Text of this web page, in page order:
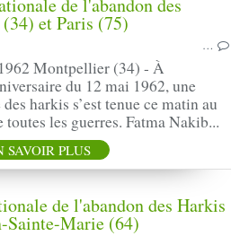
…
Montpellier (34) - À
du 12 mai 1962, une
harkis s’est tenue ce matin au
les guerres. Fatma Nakib...
SAVOIR PLUS
de l'abandon des Harkis
Sainte-Marie (64)